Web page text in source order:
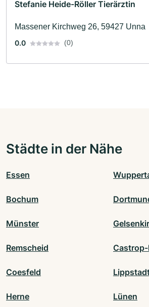
Stefanie Heide-Röller Tierärztin
Massener Kirchweg 26, 59427 Unna
0.0
(0)
Städte in der Nähe
Essen
Bochum
Münster
Remscheid Castrop-
Coesfeld
Herne Lünen